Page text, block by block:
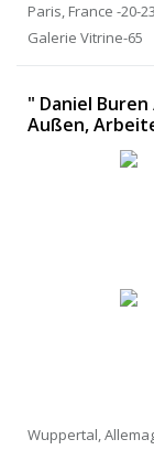
Paris, France -20-
Galerie Vitrine-65
" Daniel
Außen,
Wuppertal,